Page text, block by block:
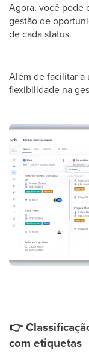
Agora, você pode
gestão de
de cada status.
Além de facilitar a
flexibilidade na
👉
com etiquetas